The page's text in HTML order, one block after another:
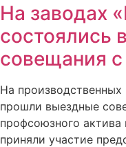
На заводах
состоялись
совещания
На
прошли выездные
профсоюзного
приняли участие